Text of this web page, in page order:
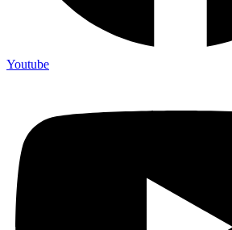
Youtube